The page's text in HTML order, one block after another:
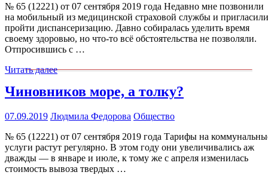
№ 65 (12221) от 07 сентября 2019 года Недавно мне позвонили
на мобильный из медицинской страховой службы и пригласили
пройти диспансеризацию. Давно собиралась уделить время
своему здоровью, но что-то всё обстоятельства не позволяли.
Отпросившись с …
Читать далее
Чиновников море, а толку?
07.09.2019 Людмила Федорова Общество
№ 65 (12221) от 07 сентября 2019 года Тарифы на
услуги растут регулярно. В этом году они увеличивались аж
дважды — в январе и июле, к тому же с апреля изменилась
стоимость вывоза твердых …